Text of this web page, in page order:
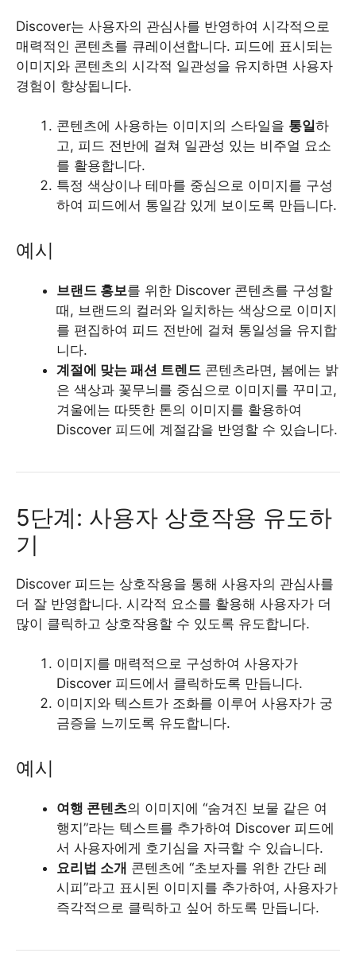
Discover는 사용자의 관심사를 반영하여 시각적으로
매력적인 콘텐츠를 큐레이션합니다. 피드에 표시되는
이미지와 콘텐츠의 시각적 일관성을 유지하면 사용자
경험이 향상됩니다.
콘텐츠에 사용하는 이미지의 스타일을 통일하
고, 피드 전반에 걸쳐 일관성 있는 비주얼 요소
를 활용합니다.
특정 색상이나 테마를 중심으로 이미지를 구성
하여 피드에서 통일감 있게 보이도록 만듭니다.
예시
브랜드 홍보를 위한 Discover 콘텐츠를 구성할
때, 브랜드의 컬러와 일치하는 색상으로 이미지
를 편집하여 피드 전반에 걸쳐 통일성을 유지합
니다.
계절에 맞는 패션 트렌드 콘텐츠라면, 봄에는 밝
은 색상과 꽃무늬를 중심으로 이미지를 꾸미고,
겨울에는 따뜻한 톤의 이미지를 활용하여
Discover 피드에 계절감을 반영할 수 있습니다.
5단계: 사용자 상호작용 유도하
기
Discover 피드는 상호작용을 통해 사용자의 관심사를
더 잘 반영합니다. 시각적 요소를 활용해 사용자가 더
많이 클릭하고 상호작용할 수 있도록 유도합니다.
이미지를 매력적으로 구성하여 사용자가
Discover 피드에서 클릭하도록 만듭니다.
이미지와 텍스트가 조화를 이루어 사용자가 궁
금증을 느끼도록 유도합니다.
예시
여행 콘텐츠의 이미지에 “숨겨진 보물 같은 여
행지”라는 텍스트를 추가하여 Discover 피드에
서 사용자에게 호기심을 자극할 수 있습니다.
요리법 소개 콘텐츠에 “초보자를 위한 간단 레
시피”라고 표시된 이미지를 추가하여, 사용자가
즉각적으로 클릭하고 싶어 하도록 만듭니다.